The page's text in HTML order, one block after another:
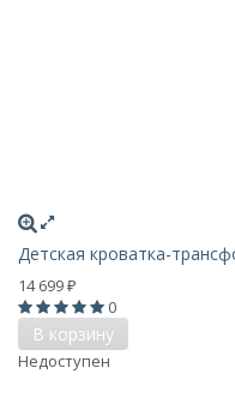
Детская кроватка-
14 699 ₽
0
В корзину
Недоступен